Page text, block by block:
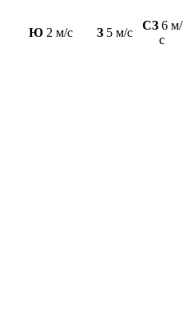
Ю2 м/с З5 м/с
СЗ6 м/
с